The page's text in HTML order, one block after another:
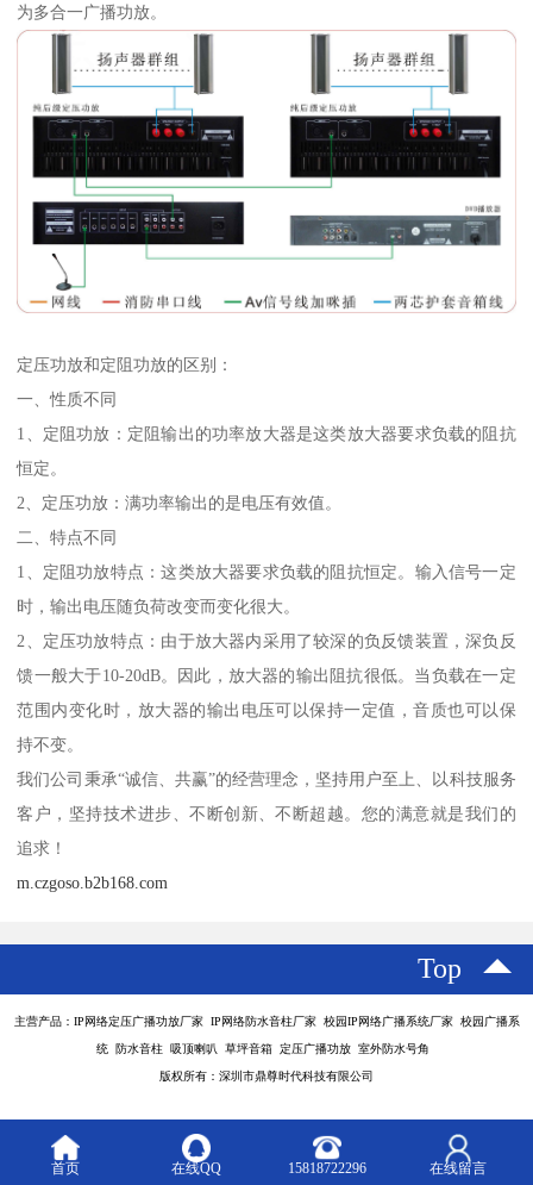
为多合一广播功放。
定压功放和定阻功放的区别：
一、性质不同
1、定阻功放：定阻输出的功率放大器是这类放大器要求负载的阻抗
恒定。
2、定压功放：满功率输出的是电压有效值。
二、特点不同
1、定阻功放特点：这类放大器要求负载的阻抗恒定。输入信号一定
时，输出电压随负荷改变而变化很大。
2、定压功放特点：由于放大器内采用了较深的负反馈装置，深负反
馈一般大于10-20dB。因此，放大器的输出阻抗很低。当负载在一定
范围内变化时，放大器的输出电压可以保持一定值，音质也可以保
持不变。
我们公司秉承“诚信、共赢”的经营理念，坚持用户至上、以科技服务
客户，坚持技术进步、不断创新、不断超越。您的满意就是我们的
追求！
m.czgoso.b2b168.com
Top
主营产品：IP网络定压广播功放厂家 IP网络防水音柱厂家 校园IP网络广播系统厂家 校园广播系
统 防水音柱 吸顶喇叭 草坪音箱 定压广播功放 室外防水号角
版权所有：深圳市鼎尊时代科技有限公司
首页 在线QQ 15818722296 在线留言